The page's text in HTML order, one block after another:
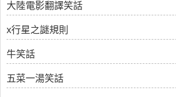
大陸電影翻譯笑話
x行星之謎規則
牛笑話
五菜一湯笑話